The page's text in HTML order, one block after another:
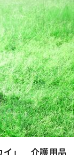
イ」 介護用品